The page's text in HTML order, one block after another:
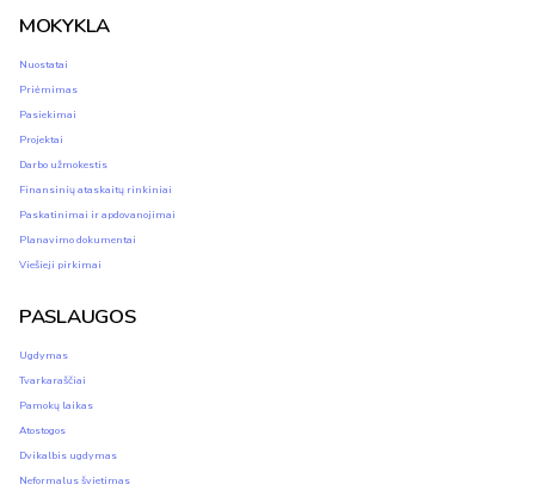
MOKYKLA
Nuostatai
Priėmimas
Pasiekimai
Projektai
Darbo užmokestis
Finansinių ataskaitų rinkiniai
Paskatinimai ir apdovanojimai
Planavimo dokumentai
Viešieji pirkimai
PASLAUGOS
Ugdymas
Tvarkaraščiai
Pamokų laikas
Atostogos
Dvikalbis ugdymas
Neformalus švietimas